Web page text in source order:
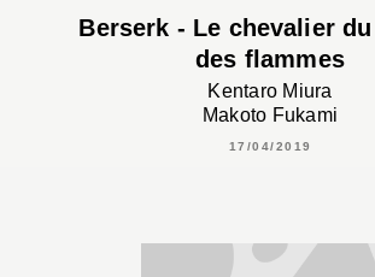
Berserk - Le chevalier
des flammes
Kentaro Miura
Makoto Fukami
17/04/2019